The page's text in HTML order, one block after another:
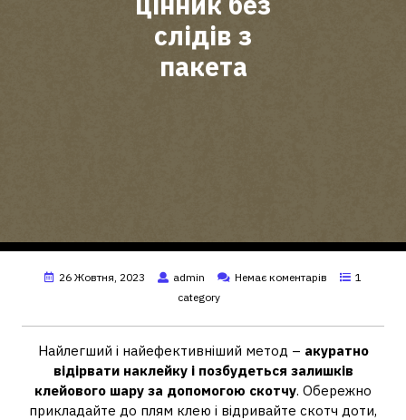
слідів з
пакета
26 Жовтня, 2023 admin Немає коментарів
1
category
Найлегший і найефективніший метод – акуратно
відірвати наклейку і позбудеться залишків
клейового шару за допомогою скотчу. Обережно
прикладайте до плям клею і відривайте скотч доти,